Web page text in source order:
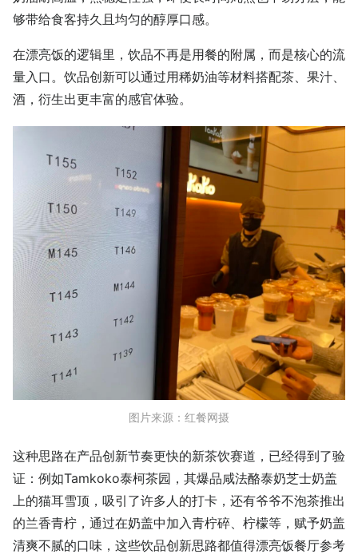
够带给食客持久且均匀的醇厚口感。
在漂亮饭的逻辑里，饮品不再是用餐的附属，而是核心的流
量入口。 饮品创新可以通过用稀奶油等材料搭配茶、果汁、
酒，衍生出更丰富的感官体验。
图片来源：红餐网摄
这种思路在产品创新节奏更快的新茶饮赛道，已经得到了验
证：例如Tamkoko泰柯茶园，其爆品咸法酪泰奶芝士奶盖
上的猫耳雪顶，吸引了许多人的打卡，还有爷爷不泡茶推出
的兰香青柠，通过在奶盖中加入青柠碎、柠檬等，赋予奶盖
清爽不腻的口味，这些饮品创新思路都值得漂亮饭餐厅参考